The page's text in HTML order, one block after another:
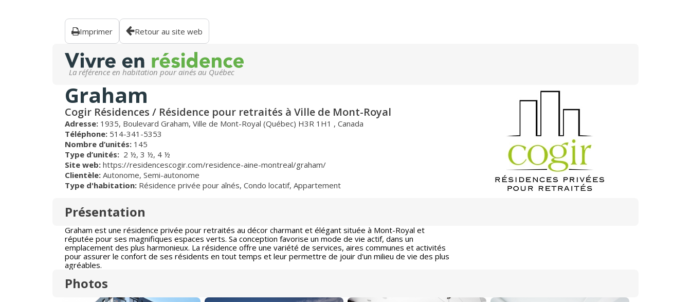
Imprimer Retour au site web
La référence en habitation pour ainés au Québec
Graham
Cogir Résidences / Résidence pour retraités à Ville de Mont-Royal
Adresse: 1935, Boulevard Graham, Ville de Mont-Royal (Québec) H3R 1H1 , Canada
Téléphone: 514-341-5353
Nombre d’unités: 145
Type d’unités: 2 ½, 3 ½, 4 ½
Site web: https://residencescogir.com/residence-aine-montreal/graham/
Clientèle: Autonome, Semi-autonome
Type d'habitation: Résidence privée pour aînés, Condo locatif, Appartement
Présentation
Graham est une résidence privée pour retraités au décor charmant et élégant située à Mont-Royal et
réputée pour ses magnifiques espaces verts. Sa conception favorise un mode de vie actif, dans un
emplacement des plus harmonieux. La résidence offre une variété de services, aires communes et activités
pour assurer le confort de ses résidents en tout temps et leur permettre de jouir d'un milieu de vie des plus
agréables.
Photos